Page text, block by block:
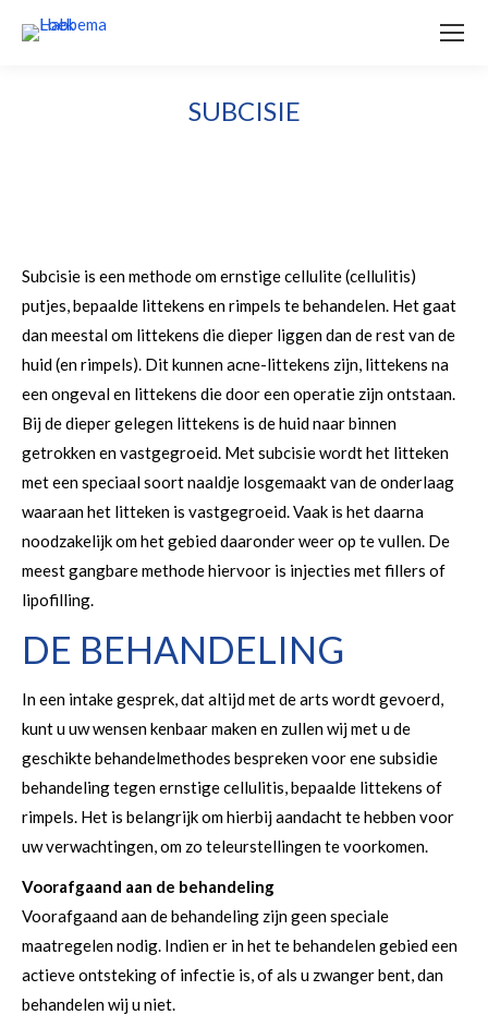
SUBCISIE
Subcisie is een methode om ernstige cellulite (cellulitis)
putjes, bepaalde littekens en rimpels te behandelen. Het gaat
dan meestal om littekens die dieper liggen dan de rest van de
huid (en rimpels). Dit kunnen acne-littekens zijn, littekens na
een ongeval en littekens die door een operatie zijn ontstaan.
Bij de dieper gelegen littekens is de huid naar binnen
getrokken en vastgegroeid. Met subcisie wordt het litteken
met een speciaal soort naaldje losgemaakt van de onderlaag
waaraan het litteken is vastgegroeid. Vaak is het daarna
noodzakelijk om het gebied daaronder weer op te vullen. De
meest gangbare methode hiervoor is injecties met fillers of
lipofilling.
DE BEHANDELING
In een intake gesprek, dat altijd met de arts wordt gevoerd,
kunt u uw wensen kenbaar maken en zullen wij met u de
geschikte behandelmethodes bespreken voor ene subsidie
behandeling tegen ernstige cellulitis, bepaalde littekens of
rimpels. Het is belangrijk om hierbij aandacht te hebben voor
uw verwachtingen, om zo teleurstellingen te voorkomen.
Voorafgaand aan de behandeling
Voorafgaand aan de behandeling zijn geen speciale
maatregelen nodig. Indien er in het te behandelen gebied een
actieve ontsteking of infectie is, of als u zwanger bent, dan
behandelen wij u niet.